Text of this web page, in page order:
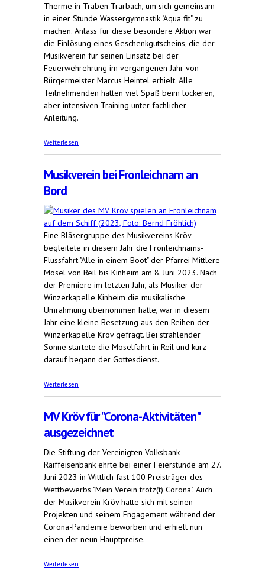
Therme in Traben-Trarbach, um sich gemeinsam
in einer Stunde Wassergymnastik "Aqua fit" zu
machen. Anlass für diese besondere Aktion war
die Einlösung eines Geschenkgutscheins, die der
Musikverein für seinen Einsatz bei der
Feuerwehrehrung im vergangenen Jahr von
Bürgermeister Marcus Heintel erhielt. Alle
Teilnehmenden hatten viel Spaß beim lockeren,
aber intensiven Training unter fachlicher
Anleitung.
Weiterlesen
Musikverein bei Fronleichnam an
Bord
Eine Bläsergruppe des Musikvereins Kröv
begleitete in diesem Jahr die Fronleichnams-
Flussfahrt "Alle in einem Boot" der Pfarrei Mittlere
Mosel von Reil bis Kinheim am 8. Juni 2023. Nach
der Premiere im letzten Jahr, als Musiker der
Winzerkapelle Kinheim die musikalische
Umrahmung übernommen hatte, war in diesem
Jahr eine kleine Besetzung aus den Reihen der
Winzerkapelle Kröv gefragt. Bei strahlender
Sonne startete die Moselfahrt in Reil und kurz
darauf begann der Gottesdienst.
Weiterlesen
MV Kröv für "Corona-Aktivitäten"
ausgezeichnet
Die Stiftung der Vereinigten Volksbank
Raiffeisenbank ehrte bei einer Feierstunde am 27.
Juni 2023 in Wittlich fast 100 Preisträger des
Wettbewerbs "Mein Verein trotz(t) Corona". Auch
der Musikverein Kröv hatte sich mit seinen
Projekten und seinem Engagement während der
Corona-Pandemie beworben und erhielt nun
einen der neun Hauptpreise.
Weiterlesen